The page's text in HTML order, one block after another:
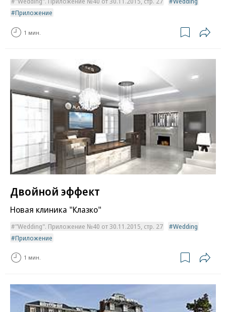
Приложение
1 мин.
Двойной эффект
Новая клиника "Клазко"
"Wedding". Приложение №40 от 30.11.2015, стр. 27
Wedding
Приложение
1 мин.